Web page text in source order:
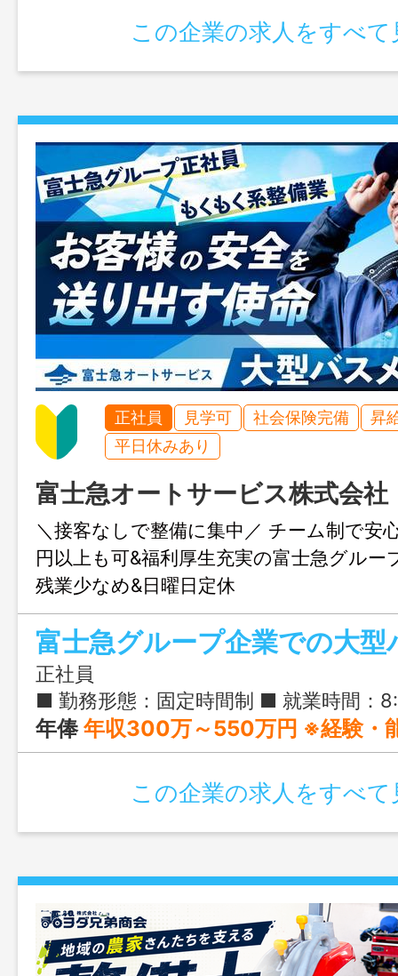
この企業の求人をすべて
正社員 見学可 社会保険完備
昇
平日休みあり
富士急オートサービス株式会社
＼接客なしで整備に集中／ チーム制で安
円以上も可&福利厚生充実の富士急グルー
残業少なめ&日曜日定休
正社員
■ 勤務形態：固定時間制 ■ 就業時間：8:50-17:30 ■ 実働時間：7時間
年俸年収300万～550万円 ※経験・能力により
この企業の求人をすべて